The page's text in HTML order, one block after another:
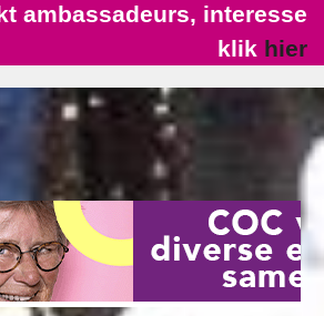
ambassadeurs, interesse
klik hier